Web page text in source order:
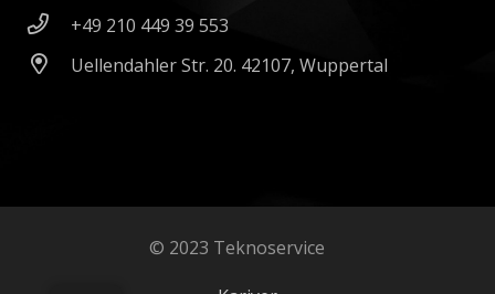
+49 210 449 39 553
Uellendahler Str. 20. 42107, Wuppertal
© 2023 Teknoservice